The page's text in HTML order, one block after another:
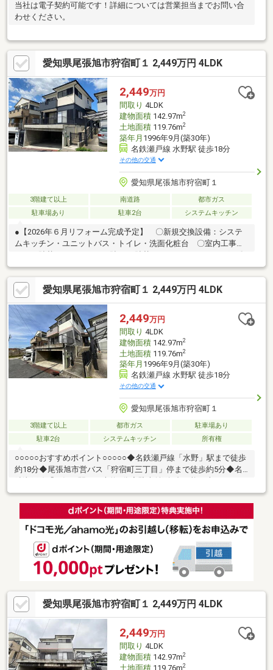
当社は電子契約可能です！詳細については営業担当までお問い合
わせください。
愛知県尾張旭市狩宿町１ 2,449万円 4LDK
2,449万円
間取り 4LDK
建物面積142.97m2
土地面積119.76m2
築年月 1996年9月(築30年)
名鉄瀬戸線 水野駅 徒歩18分
その他の交通
愛知県尾張旭市狩宿町１
3階建て以上 南道路
都市ガス
駐車場あり
駐車2台 システムキッチン
●【2026年６月リフォーム完成予定】 〇新規交換設備：システ
ムキッチン・ユニットバス・トイレ・洗面化粧台 〇室内工事：
クロス貼替・フロアタイル貼・CF貼替・ハウスクリーニング 〇
外部工事：外壁・屋根塗装、シロアリ点検◎スーパーコンビニ数
か所あり暮らしに便利です♪【月々の支払例】住宅ローン：月額
53070円/月々5万円台～の生活！※諸条件等は下部支払い例に記載
様々な返済プランがご相談可能です！
愛知県尾張旭市狩宿町１ 2,449万円 4LDK
2,449万円
間取り 4LDK
建物面積142.97m2
土地面積119.76m2
築年月 1996年9月(築30年)
名鉄瀬戸線 水野駅 徒歩18分
その他の交通
愛知県尾張旭市狩宿町１
3階建て以上 都市ガス
駐車場あり
駐車2台
システムキッチン 所有権
○○○○○おすすめポイント○○○○○◆名鉄瀬戸線「水野」駅まで徒歩
約18分◆尾張旭市営バス「狩宿町三丁目」停まで徒歩約5分◆名
る）====================リフォーム施工内容■水回り：キッチ
ン新品、お風呂新品、トイレ新品、洗面台新品■外装：外壁塗
装、屋根塗装■内装：クロス張替え、コンロ新品、フロアタイル
貼り、網戸貼替え、 室内クリーニング、クッションフロ
◆LDK横には約6帖の和室付◆各居室6帖超えのゆとりある室内
愛知県尾張旭市狩宿町１ 2,449万円 4LDK
2,449万円
間取り 4LDK
建物面積142.97m2
2